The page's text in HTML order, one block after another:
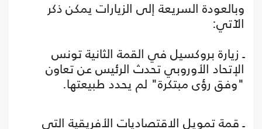
وبالعودة السريعة إلى الزيارات يمكن ذكر
الآتي:
ـ زيارة بروكسيل في القمة الثانية تونس
الإتحاد الأوروبي تحدث الرئيس عن تعاون
"وفق رؤى مبتكرة" لم يحدد طبيعتها.
ـ قمة تمويل الاقتصاديات الأفريقية التي